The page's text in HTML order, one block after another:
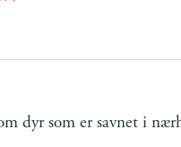
dyr som er savnet i